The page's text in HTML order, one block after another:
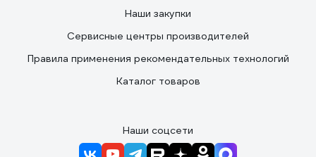
Наши закупки
Сервисные центры производителей
Правила применения рекомендательных технологий
Каталог товаров
Наши соцсети